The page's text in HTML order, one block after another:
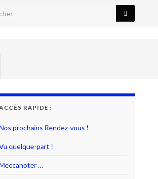
RAPIDE :
prochains Rendez-vous !
quelque-part !
…